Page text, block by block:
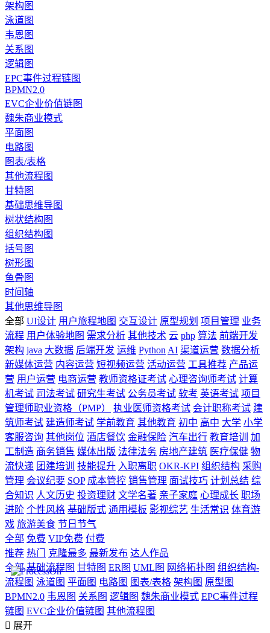
架构图
泳道图
韦恩图
关系图
逻辑图
EPC事件过程链图
BPMN2.0
EVC企业价值链图
魏朱商业模式
平面图
电路图
图表/表格
其他流程图
甘特图
基础思维导图
树状结构图
组织结构图
括号图
树形图
鱼骨图
时间轴
其他思维导图
全部 UI设计 用户旅程地图 交互设计 原型规划 项目管理 业务
流程 用户体验地图 需求分析 其他技术 云 php 算法 前端开发
架构 java 大数据 后端开发 运维 Python AI 渠道运营 数据分析
新媒体运营 内容运营 短视频运营 活动运营 工具推荐 产品运
营 用户运营 电商运营 教师资格证考试 心理咨询师考试 计算
机考试 司法考试 研究生考试 公务员考试 软考 英语考试 项目
管理师职业资格（PMP）
执业医师资格考试 会计职称考试 建
筑师考试 建造师考试 学前教育 其他教育 初中 高中 大学 小学
客服咨询 其他岗位 酒店餐饮 金融保险 汽车出行 教育培训
加
工制造 商务销售 媒体出版 法律法务 房地产建筑 医疗保健 物
流快递 团建培训 技能提升 入职离职 OKR-KPI 组织结构 采购
管理 会议纪要 SOP 成本管控 销售管理 面试技巧 计划总结 综
合知识 人文历史 投资理财 文学名著 亲子家庭 心理成长 职场
进阶 个性风格 基础版式 通用模板 影视综艺 生活常识 体育游
戏 旅游美食 节日节气
全部 免费 VIP免费 付费
推荐 热门 克隆最多 最新发布 达人作品
全部 基础流程图 甘特图 ER图 UML图 网络拓扑图 组织结构-
流程图 泳道图 平面图 电路图 图表/表格 架构图 原型图
BPMN2.0 韦恩图 关系图 逻辑图 魏朱商业模式 EPC事件过程
链图 EVC企业价值链图 其他流程图
 展开